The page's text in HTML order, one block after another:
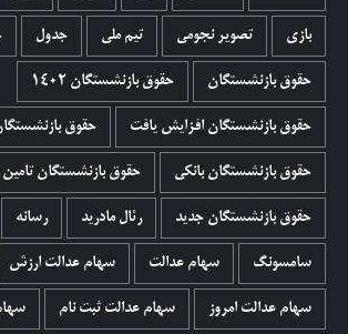
بازی تصویر نجومی تیم ملی جدول
حقوق بازنشستگان حقوق بازنشستگان 1402
حقوق بازنشستگان افزایش یافت حقوق
حقوق بازنشستگان بانکی حقوق بازنشستگان تامین
حقوق بازنشستگان جدید رئال مادرید رسانه
سامسونگ سهام عدالت سهام عدالت ارزش
سهام عدالت امروز سهام عدالت ثبت نام